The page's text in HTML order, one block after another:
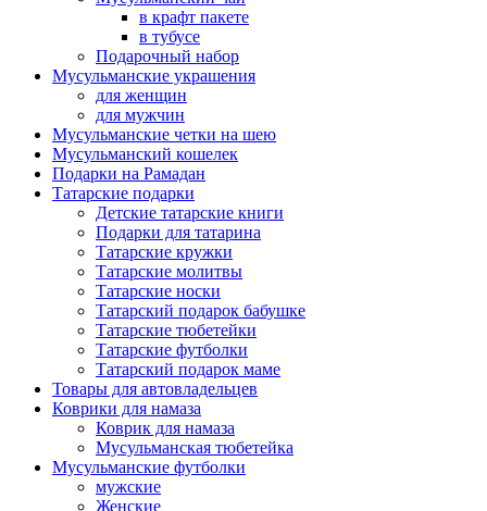
в крафт пакете
в тубусе
Подарочный набор
Мусульманские украшения
для женщин
для мужчин
Мусульманские четки на шею
Мусульманский кошелек
Подарки на Рамадан
Татарские подарки
Детские татарские книги
Подарки для татарина
Татарские кружки
Татарские молитвы
Татарские носки
Татарский подарок бабушке
Татарские тюбетейки
Татарские футболки
Татарский подарок маме
Товары для автовладельцев
Коврики для намаза
Коврик для намаза
Мусульманская тюбетейка
Мусульманские футболки
мужские
Женские